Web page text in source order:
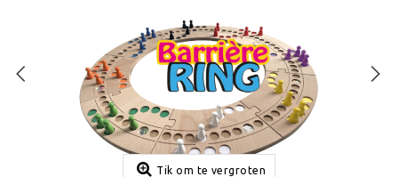
Tik om te vergroten